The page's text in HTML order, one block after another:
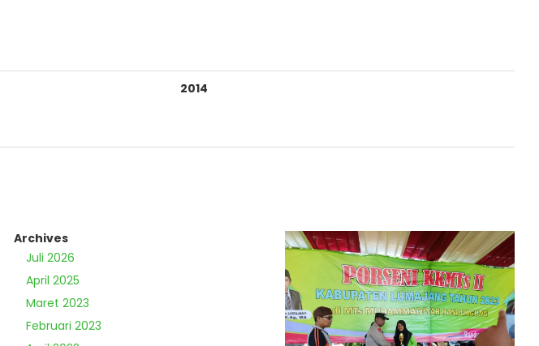
2014
Archives
Juli 2026
April 2025
Maret 2023
Februari 2023